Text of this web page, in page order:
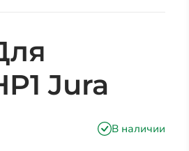
Jura
В наличии